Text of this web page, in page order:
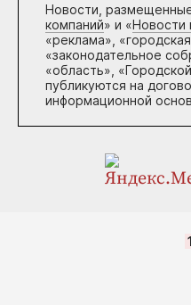
Новости,
компаний» и «Новости
«реклама»,
«законодательное
«область»,
публикуются на
информационной